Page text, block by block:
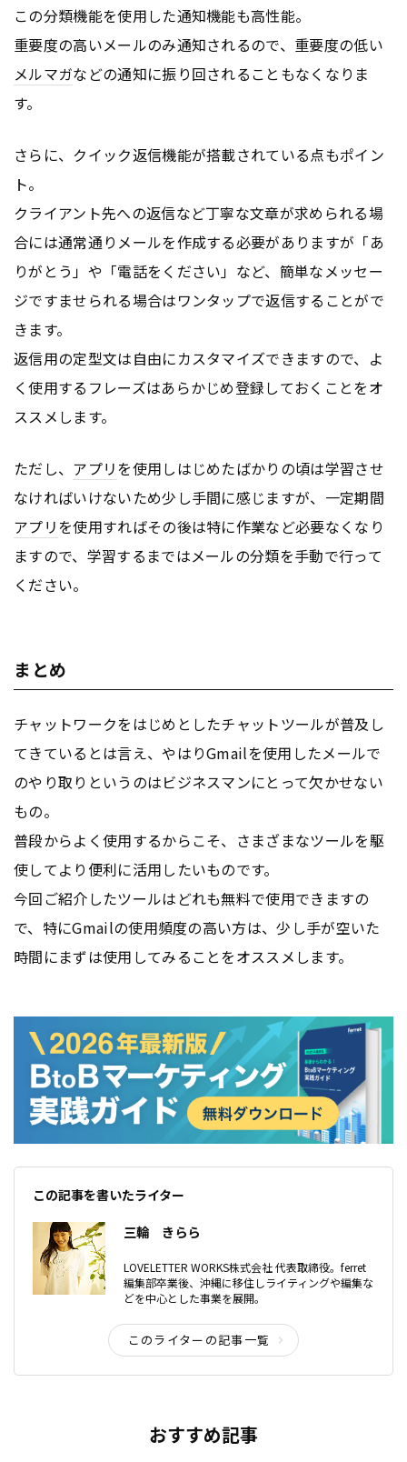
この分類機能を使用した通知機能も高性能。
重要度の高いメールのみ通知されるので、重要度の低い
メルマガなどの通知に振り回されることもなくなりま
す。
さらに、クイック返信機能が搭載されている点もポイン
ト。
クライアント先への返信など丁寧な文章が求められる場
合には通常通りメールを作成する必要がありますが「あ
りがとう」や「電話をください」など、簡単なメッセー
ジですませられる場合はワンタップで返信することがで
きます。
返信用の定型文は自由にカスタマイズできますので、よ
く使用するフレーズはあらかじめ登録しておくことをオ
ススメします。
ただし、 アプリを使用しはじめたばかりの頃は学習させ
なければいけないため少し手間に感じますが、一定期間
アプリを使用すればその後は特に作業など必要なくなり
ますので、学習するまではメールの分類を手動で行って
ください。
まとめ
チャットワークをはじめとしたチャットツールが普及し
てきているとは言え、やはりGmailを使用したメールで
のやり取りというのはビジネスマンにとって欠かせない
もの。
普段からよく使用するからこそ、さまざまなツールを駆
使してより便利に活用したいものです。
今回ご紹介したツールはどれも無料で使用できますの
で、特にGmailの使用頻度の高い方は、少し手が空いた
時間にまずは使用してみることをオススメします。
この記事を書いたライター
三輪 きらら
LOVELETTER WORKS株式会社 代表取締役。ferret
編集部卒業後、沖縄に移住しライティングや編集な
どを中心とした事業を展開。
このライターの記事一覧
おすすめ記事